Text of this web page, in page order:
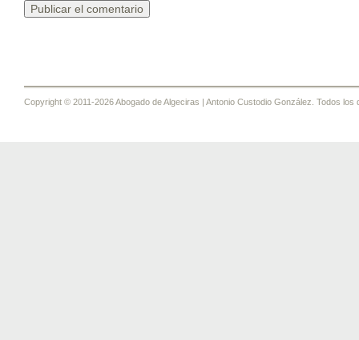
Copyright © 2011-2026 Abogado de Algeciras | Antonio Custodio González. Todos